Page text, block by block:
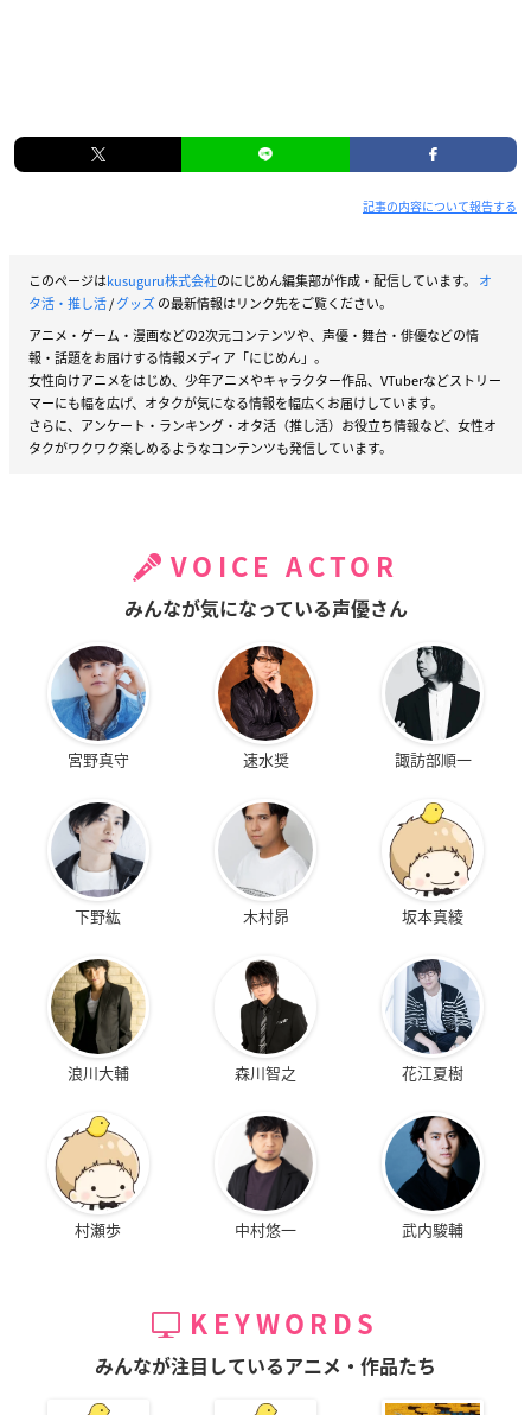
記事の内容について報告する
このページはkusuguru株式会社のにじめん編集部が作成・配信しています。 オ
タ活・推し活/グッズの最新情報はリンク先をご覧ください。
アニメ・ゲーム・漫画などの2次元コンテンツや、声優・舞台・俳優などの情
報・話題をお届けする情報メディア「にじめん」。
女性向けアニメをはじめ、少年アニメやキャラクター作品、VTuberなどストリー
マーにも幅を広げ、オタクが気になる情報を幅広くお届けしています。
さらに、アンケート・ランキング・オタ活（推し活）お役立ち情報など、女性オ
タクがワクワク楽しめるようなコンテンツも発信しています。
VOICE ACTOR
みんなが気になっている声優さん
宮野真守 速水奨 諏訪部順一
下野紘 木村昴 坂本真綾
浪川大輔 森川智之 花江夏樹
村瀬歩 中村悠一 武内駿輔
KEYWORDS
みんなが注目しているアニメ・作品たち